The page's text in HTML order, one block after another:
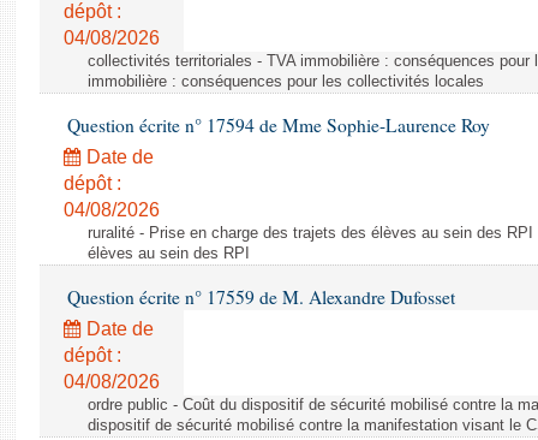
dépôt :
04/08/2026
collectivités territoriales - TVA immobilière : conséquences
immobilière : conséquences pour les collectivités locales
Question écrite n° 17594 de Mme Sophie-Laurence Roy
Date de
dépôt :
04/08/2026
ruralité - Prise en charge des trajets des élèves au sein des
élèves au sein des RPI
Question écrite n° 17559 de M. Alexandre Dufosset
Date de
dépôt :
04/08/2026
ordre public - Coût du dispositif de sécurité mobilisé contre la
dispositif de sécurité mobilisé contre la manifestation visant le